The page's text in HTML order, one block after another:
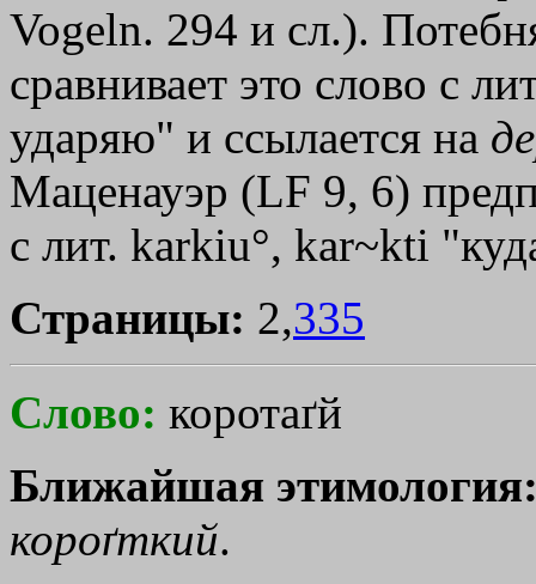
Vogeln. 294 и сл.).
сравнивает это слово с
ударяю" и ссылается на
Маценауэр (LF 9, 6)
с лит. karkiu°, kar~kti
Страницы: 2,335
Слово: коротаґй
Ближайшая
короґткий.